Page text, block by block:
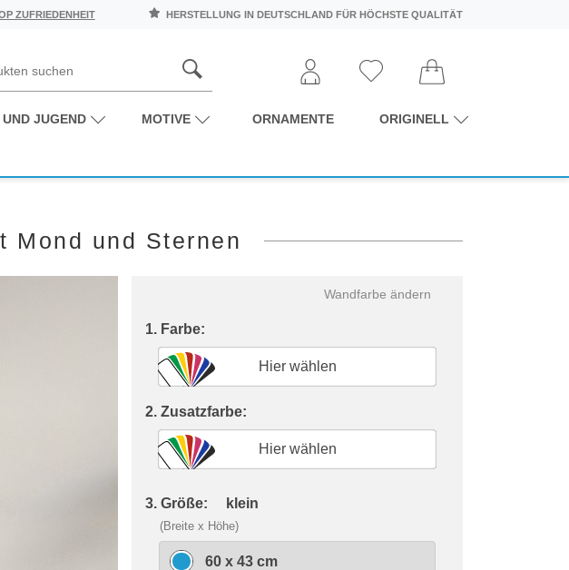
ZUFRIEDENHEIT HERSTELLUNG IN DEUTSCHLAND FÜR HÖCHSTE QUALITÄT
JUGEND MOTIVE ORNAMENTE ORIGINELL
Mond und Sternen
Wandfarbe ändern
1. Farbe:
Hier wählen
2. Zusatzfarbe:
Hier wählen
3. Größe: klein
(Breite x Höhe)
60 x 43 cm